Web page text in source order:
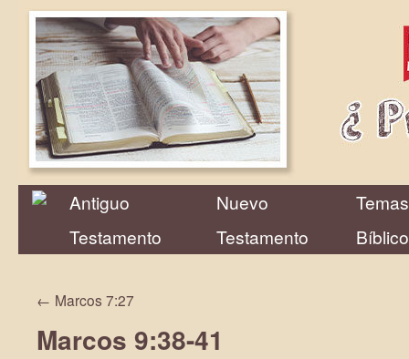
Antiguo
Testamento
Nuevo
Testamento
Temas
← Marcos 7:27
Marcos 9:38-41